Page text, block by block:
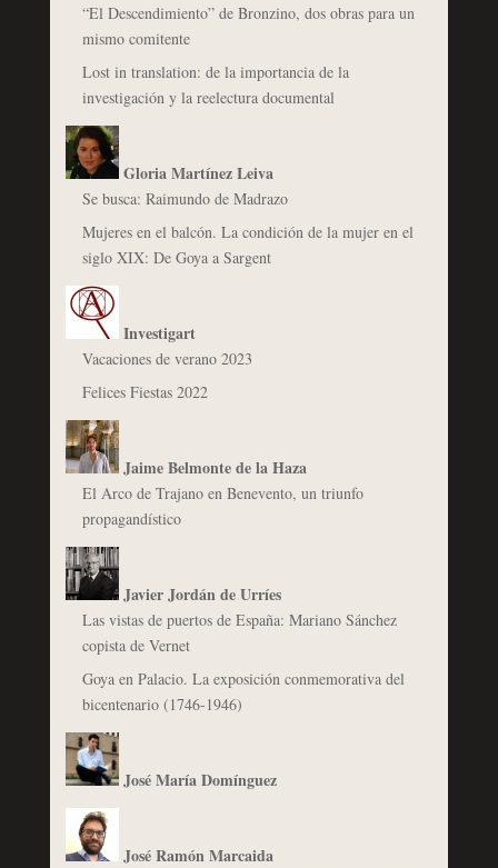
“El Descendimiento” de Bronzino, dos obras para un
mismo comitente
Lost in translation: de la importancia de la
investigación y la reelectura documental
Gloria Martínez Leiva
Se busca: Raimundo de Madrazo
Mujeres en el balcón. La condición de la mujer en el
siglo XIX: De Goya a Sargent
Investigart
Vacaciones de verano 2023
Felices Fiestas 2022
Jaime Belmonte de la Haza
El Arco de Trajano en Benevento, un triunfo
propagandístico
Javier Jordán de Urríes
Las vistas de puertos de España: Mariano Sánchez
copista de Vernet
Goya en Palacio. La exposición conmemorativa del
bicentenario (1746-1946)
José María Domínguez
José Ramón Marcaida